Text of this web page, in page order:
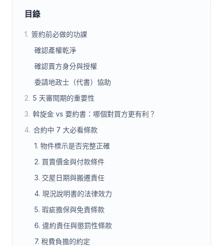
目錄
1. 簽約前必做的功課
確認產權乾淨
確認賣方身分與授權
委請地政士（代書）協助
2. 5 天審閱期的重要性
3. 斡旋金 vs 要約書：哪個對買方更有利？
4. 合約中 7 大必看條款
1. 物件標示是否完整正確
2. 買賣價金與付款條件
3. 交屋日期與搬遷責任
4. 現況說明書的法律效力
5. 瑕疵擔保與免責條款
6. 違約責任與懲罰性條款
7. 稅費負擔的約定